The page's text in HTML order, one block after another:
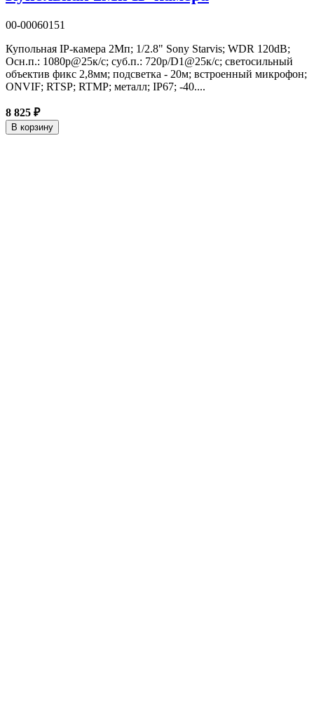
00-00060151
Купольная IP-камера 2Мп; 1/2.8" Sony Starvis; WDR 120dB;
Осн.п.: 1080p@25к/с; суб.п.: 720p/D1@25к/с; светосильный
объектив фикс 2,8мм; подсветка - 20м; встроенный микрофон;
ONVIF; RTSP; RTMP; металл; IP67; -40....
8 825 ₽
В корзину